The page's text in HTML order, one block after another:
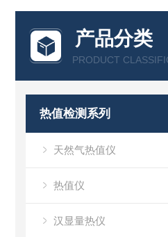
产品分类
PRODUCT
热值检测系列
天然气热值仪
热值仪
汉显量热仪